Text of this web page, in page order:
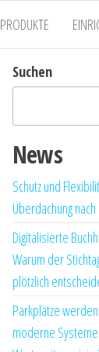
PRODUKTE
Suchen
News
Schutz und
Überdachung
Digitalisierte
Warum der
plötzlich
Parkplätze
moderne